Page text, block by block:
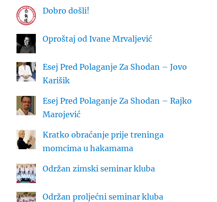
Dobro došli!
Oproštaj od Ivane Mrvaljević
Esej Pred Polaganje Za Shodan – Jovo
Karišik
Esej Pred Polaganje Za Shodan – Rajko
Marojević
Kratko obraćanje prije treninga
momcima u hakamama
Održan zimski seminar kluba
Održan proljećni seminar kluba